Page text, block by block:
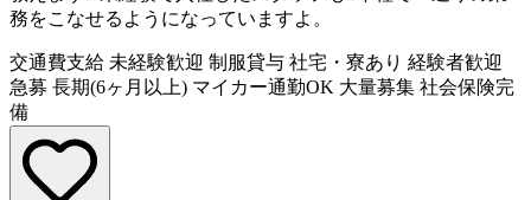
務をこなせるようになっていますよ。
交通費支給 未経験歓迎 制服貸与 社宅・寮あり 経験者歓迎
急募 長期(6ヶ月以上) マイカー通勤OK 大量募集 社会保険完
備